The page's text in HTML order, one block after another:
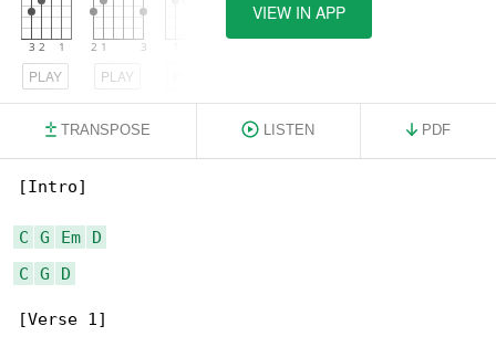
PLAY PLAY
VIEW IN APP
TRANSPOSE LISTEN PDF
[Intro]
C G Em
D
C
G D
[Verse 1]